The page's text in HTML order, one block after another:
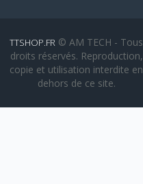
TTSHOP.FR © AM TECH - Tous
droits réservés. Reproduction,
copie et utilisation interdite en
dehors de ce site.